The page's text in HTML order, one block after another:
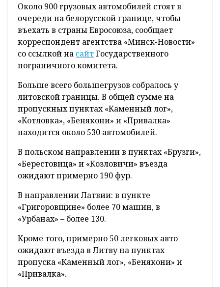
Около 900 грузовых автомобилей стоят в
очереди на белорусской границе, чтобы
въехать в страны Евросоюза, сообщает
корреспондент агентства «Минск-Новости»
со ссылкой на сайтГосударственного
пограничного комитета.
Больше всего большегрузов собралось у
литовской границы. В общей сумме на
пропускных пунктах «Каменный лог»,
«Котловка», «Бенякони» и «Привалка»
находится около 530 автомобилей.
В польском направлении в пунктах «Брузги»,
«Берестовица» и «Козловичи» въезда
ожидают примерно 190 фур.
В направлении Латвии: в пункте
«Григоровщине» более 70 машин, в
«Урбанах» – более 130.
Кроме того, примерно 50 легковых авто
ожидают въезда в Литву на пунктах
пропуска «Каменный лог», «Бенякони» и
«Привалка».